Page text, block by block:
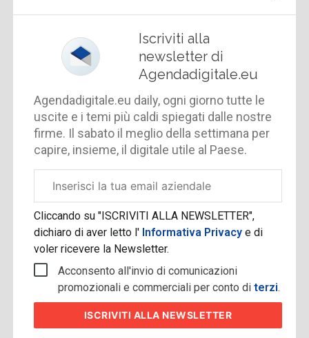
Iscriviti alla
newsletter di
Agendadigitale.eu
Agendadigitale.eu daily, ogni giorno tutte le
uscite e i temi più caldi spiegati dalle nostre
firme. Il sabato il meglio della settimana per
capire, insieme, il digitale utile al Paese.
aziendale
Cliccando su "ISCRIVITI ALLA NEWSLETTER",
dichiaro di aver letto l' Informativa Privacye di
voler ricevere la Newsletter.
Acconsento all'invio di comunicazioni
promozionali e commerciali per conto diterzi.
ISCRIVITI ALLA NEWSLETTER